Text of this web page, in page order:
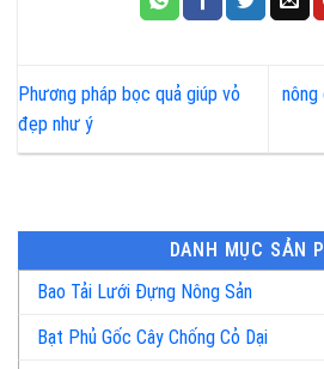
Phương pháp bọc quả giúp vỏ
đẹp như ý
nông
DANH MỤC SẢN
Bao Tải Lưới Đựng Nông Sản
Bạt Phủ Gốc Cây Chống Cỏ Dại